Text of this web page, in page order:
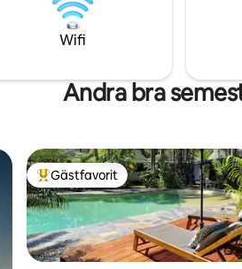
Wifi
Andra bra
Populär gästfavorit
Gästfavorit